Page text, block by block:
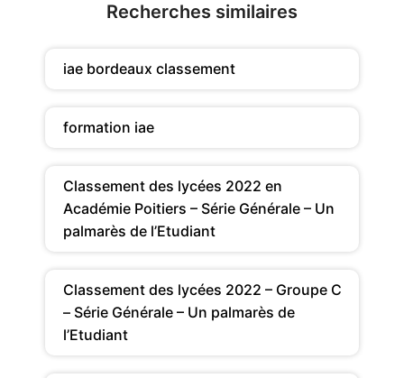
Recherches similaires
iae bordeaux classement
formation iae
Classement des lycées 2022 en
Académie Poitiers – Série Générale – Un
palmarès de l’Etudiant
Classement des lycées 2022 – Groupe C
– Série Générale – Un palmarès de
l’Etudiant